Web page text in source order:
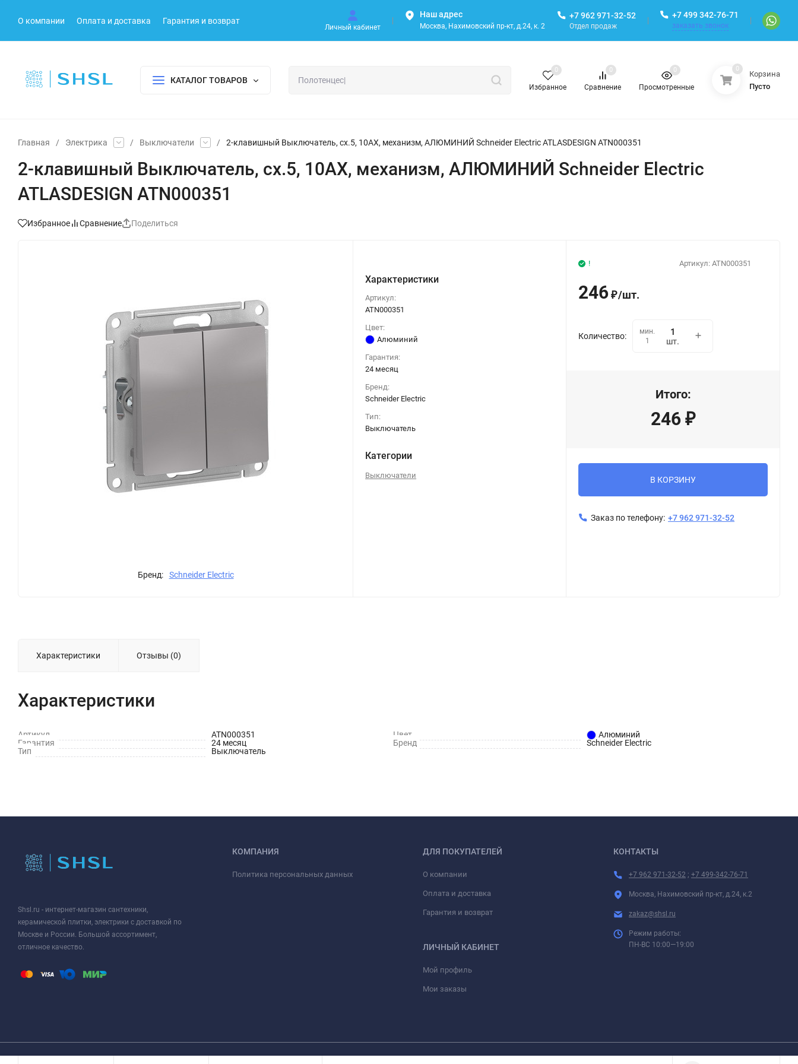
О компании Оплата и доставка Гарантия и возврат
Личный кабинет
Наш адрес
Москва, Нахимовский пр-кт, д.24, к. 2
+7 962 971-32-52
Отдел продаж
+7 499 342-76-71
заказать звонок
КАТАЛОГ ТОВАРОВ
Избранное
0
Сравнение
0
Просмотренные
0 0
Корзина
Пусто
Главная / Электрика / Выключатели / 2-клавишный Выключатель, сх.5, 10АХ, механизм, АЛЮМИНИЙ Schneider Electric ATLASDESIGN ATN000351
2-клавишный Выключатель, сх.5, 10АХ, механизм, АЛЮМИНИЙ Schneider Electric
ATLASDESIGN ATN000351
Избранное Сравнение Поделиться
Бренд: Schneider Electric
Характеристики
Артикул:
ATN000351
Цвет:
Алюминий
Гарантия:
24 месяц
Бренд:
Schneider Electric
Тип:
Выключатель
Категории
Выключатели
Артикул: ATN000351
!
246 ₽/шт.
Количество:
мин.
1
шт.
Итого:
246 ₽
В КОРЗИНУ
Заказ по телефону: +7 962 971-32-52
Характеристики Отзывы (0)
Характеристики
Артикул ATN000351 Цвет
Алюминий
Гарантия
24 месяц Бренд
Schneider Electric
Тип
Выключатель
Shsl.ru - интернет-магазин сантехники,
керамической плитки, электрики с доставкой по
Москве и России. Большой ассортимент,
отличное качество.
КОМПАНИЯ
Политика персональных данных
ДЛЯ ПОКУПАТЕЛЕЙ
О компании
Оплата и доставка
Гарантия и возврат
ЛИЧНЫЙ КАБИНЕТ
Мой профиль
Мои заказы
КОНТАКТЫ
+7 962 971-32-52 ; +7 499-342-76-71
Москва, Нахимовский пр-кт, д.24, к.2
zakaz@shsl.ru
Режим работы:
ПН-ВС 10:00—19:00